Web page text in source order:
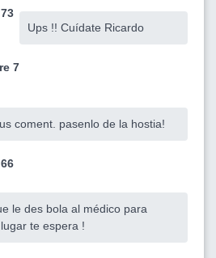
Ups !! Cuídate Ricardo
7
coment. pasenlo de la hostia!
le des bola al médico para
te espera !